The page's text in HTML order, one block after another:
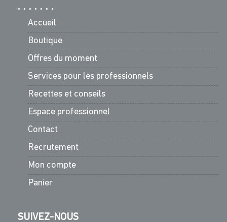
Accueil
Boutique
Offres du moment
Services pour les professionnels
Recettes et conseils
Espace professionnel
Contact
Recrutement
Mon compte
Panier
SUIVEZ-NOUS